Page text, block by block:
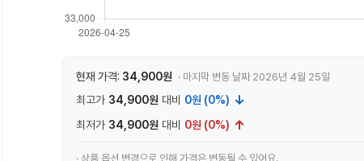
현재 가격: 34,900원 · 마지막 변동 날짜 2026년 4월 25일
최고가 34,900원 대비 0원 (0%) ↓
최저가 34,900원 대비 0원 (0%) ↑
· 상품 옵션 변경으로 인해 가격은 변동될 수 있어요.